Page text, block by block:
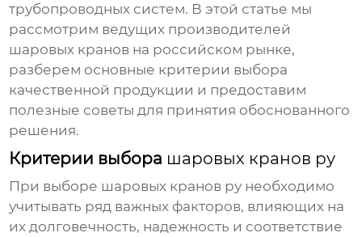
трубопроводных систем. В этой статье мы
рассмотрим ведущих производителей
шаровых кранов на российском рынке,
разберем основные критерии выбора
качественной продукции и предоставим
полезные советы для принятия обоснованного
решения.
Критерии выбора шаровых кранов ру
При выборе шаровых кранов ру необходимо
учитывать ряд важных факторов, влияющих на
их долговечность, надежность и соответствие